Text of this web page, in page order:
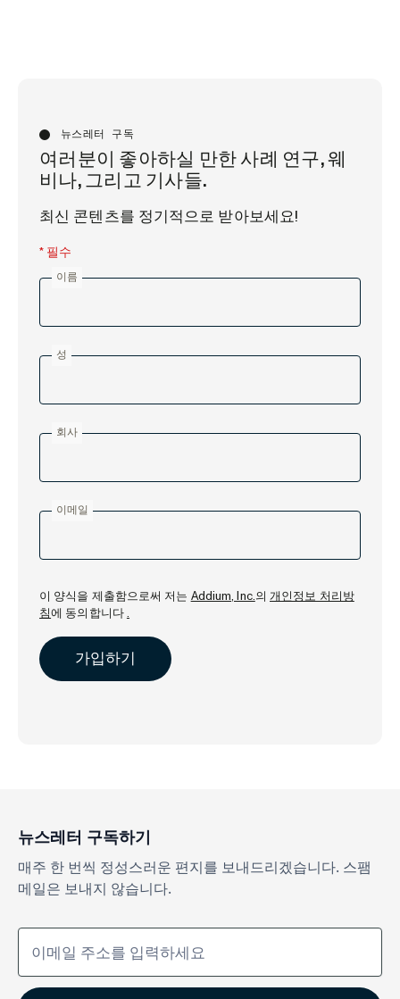
뉴스레터 구독
여러분이 좋아하실 만한 사례 연구, 웨
비나, 그리고 기사들.
최신 콘텐츠를 정기적으로 받아보세요!
* 필수
이름
성
회사
이메일
이 양식을 제출함으로써 저는 Addium, Inc.의개인정보 처리방
침에 동의합니다.
뉴스레터 구독하기
매주 한 번씩 정성스러운 편지를 보내드리겠습니다. 스팸
메일은 보내지 않습니다.